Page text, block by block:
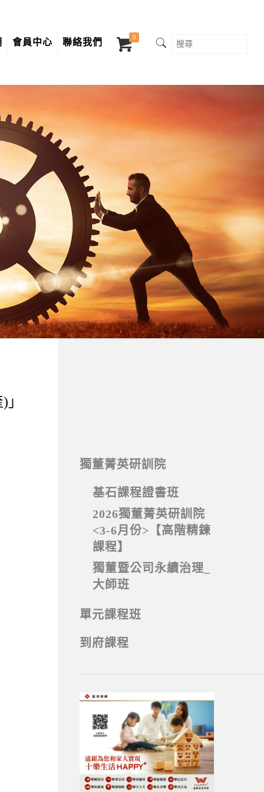
會員中心 聯絡我們 0
獨董菁英研訓院
基石課程證書班
2026獨董菁英研訓院
<3-6月份>【高階精鍊
課程】
獨董暨公司永續治理_
大師班
單元課程班
到府課程